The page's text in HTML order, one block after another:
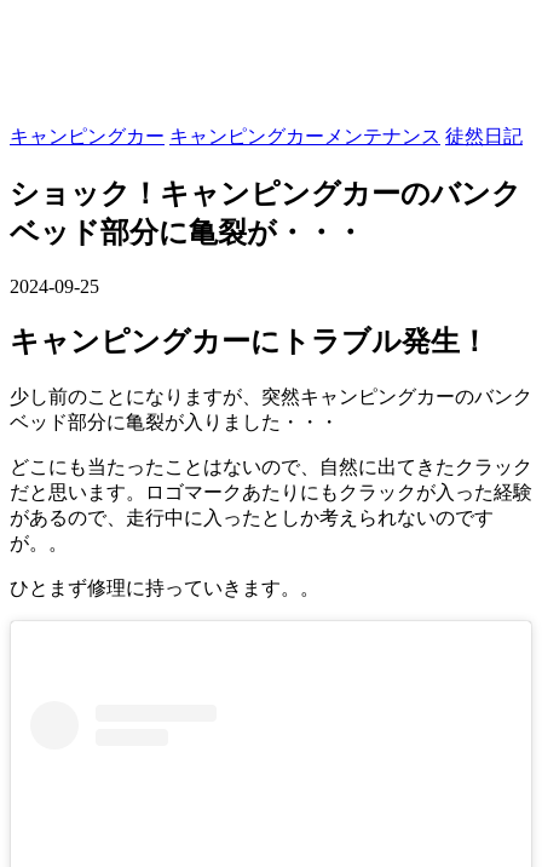
キャンピングカー キャンピングカーメンテナンス 徒然日記
ショック！キャンピングカーのバンク
ベッド部分に亀裂が・・・
2024-09-25
キャンピングカーにトラブル発生！
少し前のことになりますが、突然キャンピングカーのバンク
ベッド部分に亀裂が入りました・・・
どこにも当たったことはないので、自然に出てきたクラック
だと思います。ロゴマークあたりにもクラックが入った経験
があるので、走行中に入ったとしか考えられないのです
が。。
ひとまず修理に持っていきます。。